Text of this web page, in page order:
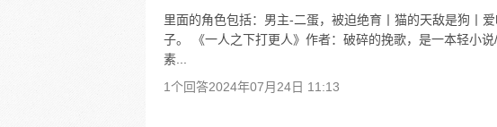
里面的角色包括：男主-二蛋，被迫绝育丨猫的天敌是狗丨
子。 《一人之下打更人》作者：破碎的挽歌，是一本轻小
素...
1个回答2024年07月24日 11:13